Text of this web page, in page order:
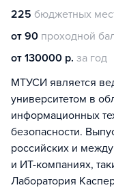
225 бюджетных
от 90 проходной
от 130000 р. за год
МТУСИ является
университетом в
информационных
безопасности.
российских и
и ИТ-компаниях,
Лаборатория